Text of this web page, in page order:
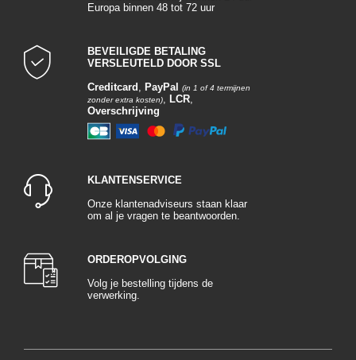
Europa binnen 48 tot 72 uur
BEVEILIGDE BETALING
VERSLEUTELD DOOR SSL
Creditcard , PayPal
(in 1 of 4 termijnen
zonder extra kosten), LCR,
Overschrijving
KLANTENSERVICE
Onze klantenadviseurs staan klaar
om al je vragen te beantwoorden.
ORDEROPVOLGING
Volg je bestelling tijdens de
verwerking.